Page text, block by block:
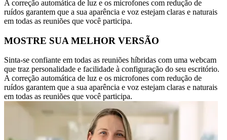
A correção automática de luz e os microfones com redução de
ruídos garantem que a sua aparência e voz estejam claras e naturais
em todas as reuniões que você participa.
MOSTRE SUA MELHOR VERSÃO
Sinta-se confiante em todas as reuniões híbridas com uma webcam
que traz personalidade e facilidade à configuração do seu escritório.
A correção automática de luz e os microfones com redução de
ruídos garantem que a sua aparência e voz estejam claras e naturais
em todas as reuniões que você participa.